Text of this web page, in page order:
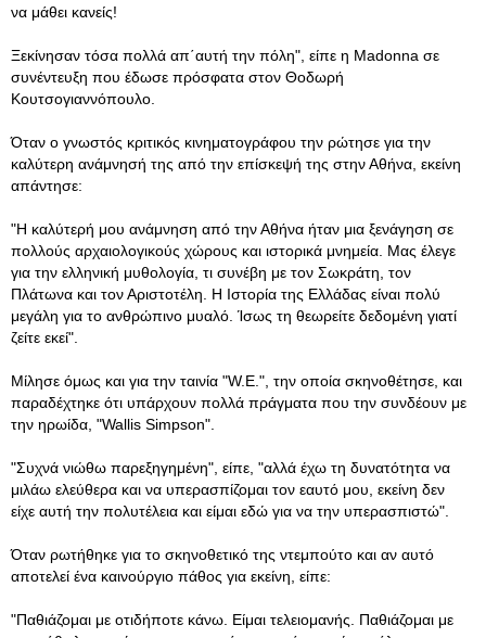
να μάθει κανείς!
Ξεκίνησαν τόσα πολλά απ΄αυτή την πόλη", είπε η Madonna σε
συνέντευξη που έδωσε πρόσφατα στον Θοδωρή
Κουτσογιαννόπουλο.
Όταν ο γνωστός κριτικός κινηματογράφου την ρώτησε για την
καλύτερη ανάμνησή της από την επίσκεψή της στην Αθήνα, εκείνη
απάντησε:
"Η καλύτερή μου ανάμνηση από την Αθήνα ήταν μια ξενάγηση σε
πολλούς αρχαιολογικούς χώρους και ιστορικά μνημεία. Μας έλεγε
για την ελληνική μυθολογία, τι συνέβη με τον Σωκράτη, τον
Πλάτωνα και τον Αριστοτέλη. Η Ιστορία της Ελλάδας είναι πολύ
μεγάλη για το ανθρώπινο μυαλό. Ίσως τη θεωρείτε δεδομένη γιατί
ζείτε εκεί".
Μίλησε όμως και για την ταινία "W.E.", την οποία σκηνοθέτησε, και
παραδέχτηκε ότι υπάρχουν πολλά πράγματα που την συνδέουν με
την ηρωίδα, "Wallis Simpson".
"Συχνά νιώθω παρεξηγημένη", είπε, "αλλά έχω τη δυνατότητα να
μιλάω ελεύθερα και να υπερασπίζομαι τον εαυτό μου, εκείνη δεν
είχε αυτή την πολυτέλεια και είμαι εδώ για να την υπερασπιστώ".
Όταν ρωτήθηκε για το σκηνοθετικό της ντεμπούτο και αν αυτό
αποτελεί ένα καινούργιο πάθος για εκείνη, είπε:
"Παθιάζομαι με οτιδήποτε κάνω. Είμαι τελειομανής. Παθιάζομαι με